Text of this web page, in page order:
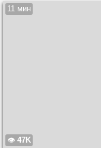
11 мин
47K